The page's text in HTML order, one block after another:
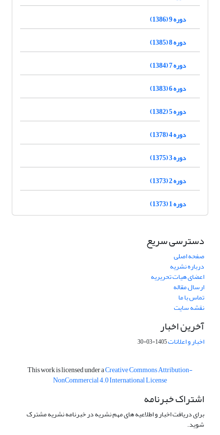
دوره 9 (1386)
دوره 8 (1385)
دوره 7 (1384)
دوره 6 (1383)
دوره 5 (1382)
دوره 4 (1378)
دوره 3 (1375)
دوره 2 (1373)
دوره 1 (1373)
دسترسی سریع
صفحه اصلی
درباره نشریه
اعضای هیات تحریریه
ارسال مقاله
تماس با ما
نقشه سایت
آخرین اخبار
اخبار و اعلانات1405-03-30
This work is licensed under aCreative Commons Attribution-
NonCommercial 4.0 International License
اشتراک خبرنامه
برای دریافت اخبار و اطلاعیه های مهم نشریه در خبرنامه نشریه مشترک
شوید.